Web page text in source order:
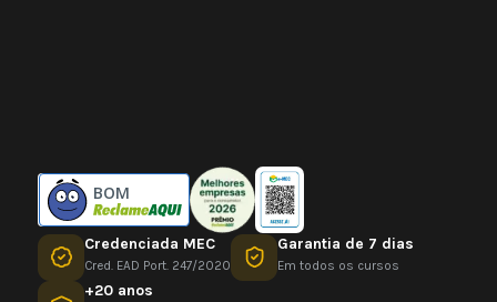
BOM
Credenciada MEC
Cred. EAD Port. 247/2020
Garantia de 7 dias
Em todos os cursos
+20 anos